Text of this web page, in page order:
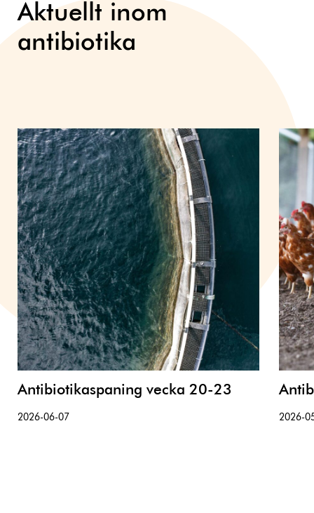
Aktuellt inom
antibiotika
Antibiotikaspaning vecka 20-23
2026-06-07 2026-